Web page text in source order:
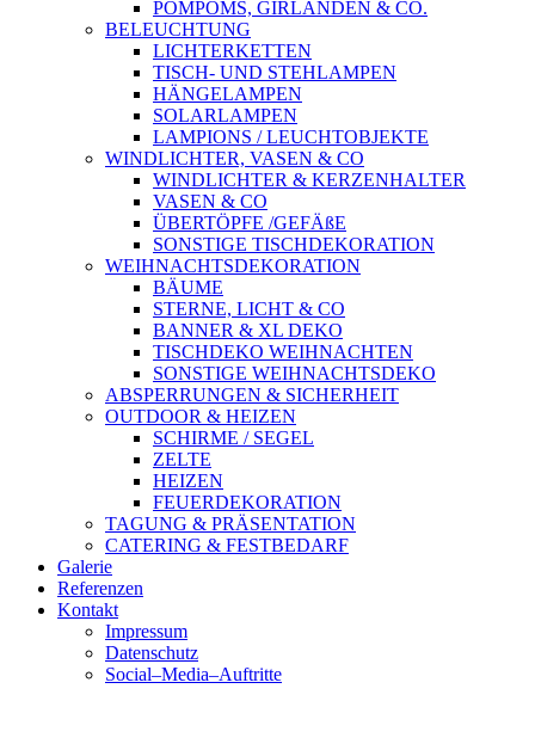
POMPOMS, GIRLANDEN & CO.
BELEUCHTUNG
LICHTERKETTEN
TISCH- UND STEHLAMPEN
HÄNGELAMPEN
SOLARLAMPEN
LAMPIONS / LEUCHTOBJEKTE
WINDLICHTER, VASEN & CO
WINDLICHTER & KERZENHALTER
VASEN & CO
ÜBERTÖPFE /GEFÄßE
SONSTIGE TISCHDEKORATION
WEIHNACHTSDEKORATION
BÄUME
STERNE, LICHT & CO
BANNER & XL DEKO
TISCHDEKO WEIHNACHTEN
SONSTIGE WEIHNACHTSDEKO
ABSPERRUNGEN & SICHERHEIT
OUTDOOR & HEIZEN
SCHIRME / SEGEL
ZELTE
HEIZEN
FEUERDEKORATION
TAGUNG & PRÄSENTATION
CATERING & FESTBEDARF
Galerie
Referenzen
Kontakt
Impressum
Datenschutz
Social–Media–Auftritte